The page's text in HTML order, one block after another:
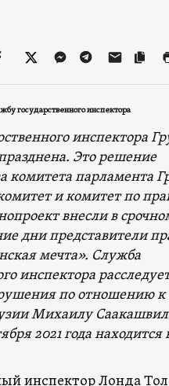
государственного инспектора
инспектора
Это решение
комитета парламента
и комитет по
внесли в
дни представители
мечта». Служба
инспектора
по отношению
Михаилу
2021 года находится
инспектор Лонда